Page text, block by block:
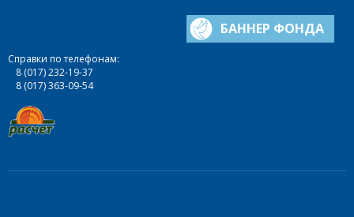
БАННЕР ФОНДА
Справки по телефонам:
8 (017) 232-19-37
8 (017) 363-09-54